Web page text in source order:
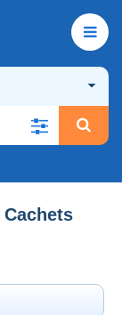
Cachets